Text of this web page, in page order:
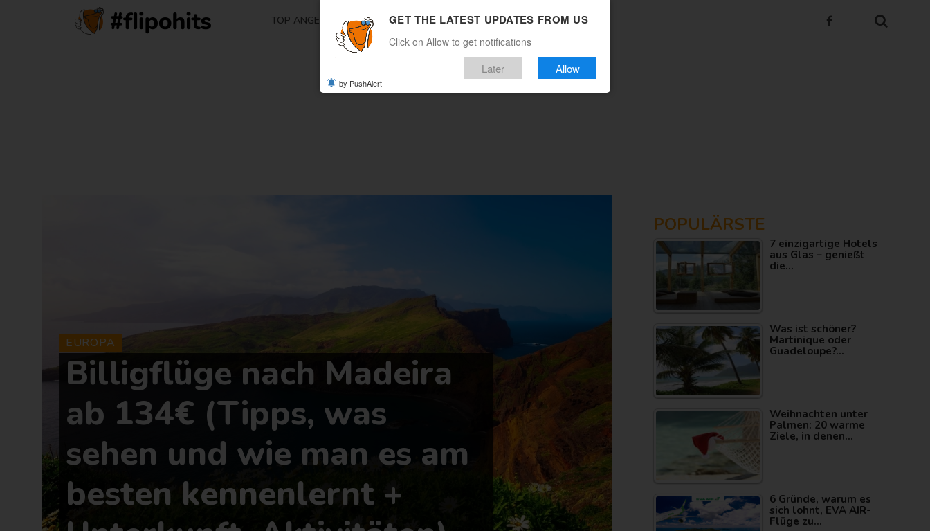
TOP ANGEBOTE REISEMAGAZIN MULTICITY WOHIN REISEN
EUROPA
Billigflüge nach Madeira
ab 134€ (Tipps, was
sehen und wie man es am
besten kennenlernt +
POPULÄRSTE
7 einzigartige Hotels
aus Glas – genießt
die…
Was ist schöner?
Martinique oder
Guadeloupe?…
Weihnachten unter
Palmen: 20 warme
Ziele, in denen…
6 Gründe, warum es
sich lohnt, EVA AIR-
Flüge zu…
GET THE LATEST UPDATES FROM US
Click on Allow to get notifications
Later Allow
by PushAlert